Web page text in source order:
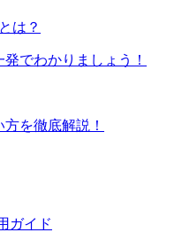
は？
でわかりましょう！
を徹底解説！
ガイド